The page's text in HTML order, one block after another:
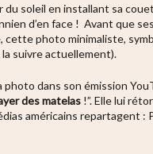
du soleil en installant sa
d’en face ! Avant que
photo minimaliste,
suivre actuellement).
dans son émission
des matelas !”. Elle lui
américains repartagent :